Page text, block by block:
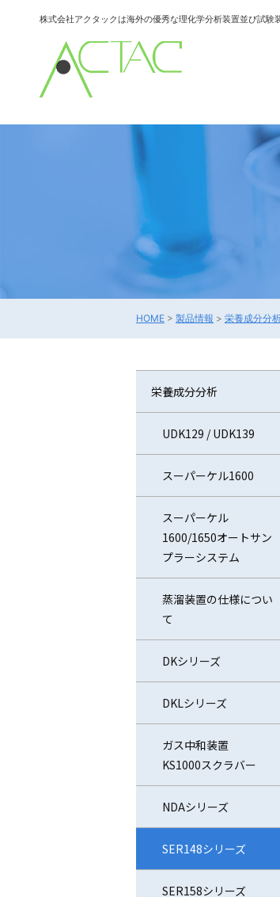
株式会社アクタックは海外の優秀な理化学分析装置並び試験
HOME > 製品情報 > 栄養成分分
栄養成分分析
UDK129 / UDK139
スーパーケル1600
スーパーケル
1600/1650オートサン
プラーシステム
蒸溜装置の仕様につい
て
DKシリーズ
DKLシリーズ
ガス中和装置
KS1000スクラバー
NDAシリーズ
SER148シリーズ
SER158シリーズ